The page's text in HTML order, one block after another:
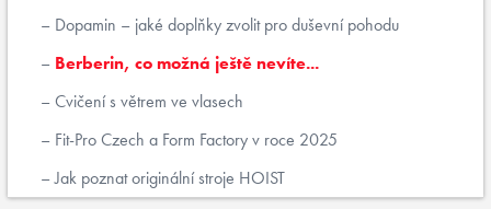
Dopamin – jaké doplňky zvolit pro duševní pohodu
Berberin, co možná ještě nevíte...
Cvičení s větrem ve vlasech
Fit-Pro Czech a Form Factory v roce 2025
Jak poznat originální stroje HOIST